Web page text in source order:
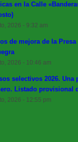
en la Calle
2026 - 9:32 am
de mejora de la Presa
2026 - 10:46 am
selectivos 2026. Una
Listado provisional
2026 - 12:55 pm